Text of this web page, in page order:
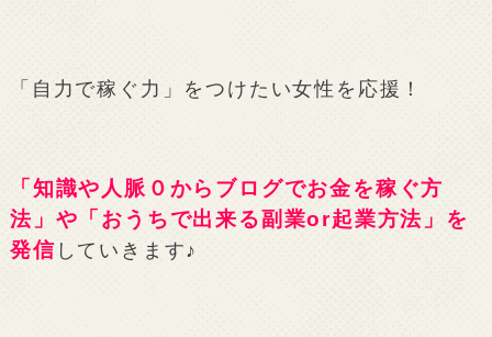
「自力で稼ぐ力」をつけたい女性を応援！
「知識や人脈０からブログでお金を稼ぐ方
法」や「おうちで出来る副業or起業方法」を
発信 していきます♪